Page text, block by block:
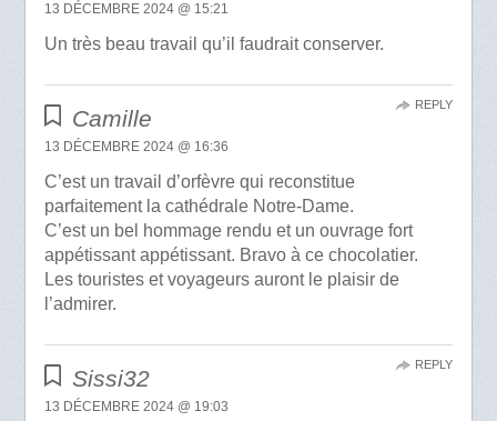
13 DÉCEMBRE 2024 @ 15:21
Un très beau travail qu’il faudrait conserver.
Camille
13 DÉCEMBRE 2024 @ 16:36
C’est un travail d’orfèvre qui reconstitue
parfaitement la cathédrale Notre-Dame.
C’est un bel hommage rendu et un ouvrage fort
appétissant appétissant. Bravo à ce chocolatier.
Les touristes et voyageurs auront le plaisir de
l’admirer.
REPLY
Sissi32
13 DÉCEMBRE 2024 @ 19:03
REPLY